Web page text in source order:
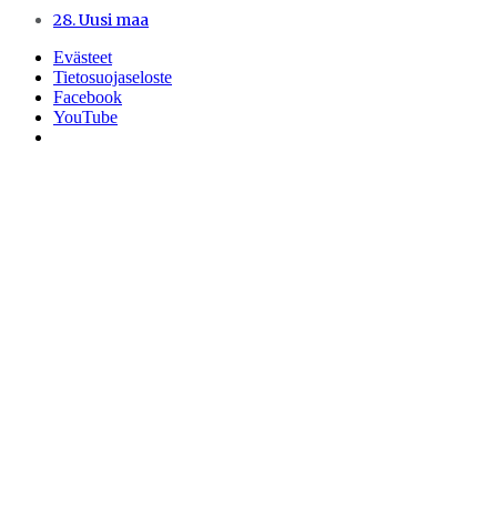
28. Uusi maa
Evästeet
Tietosuojaseloste
Facebook
YouTube